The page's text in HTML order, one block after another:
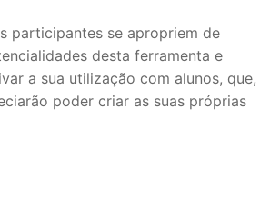
participantes se apropriem de
desta ferramenta e
a sua utilização com alunos, que,
poder criar as suas próprias